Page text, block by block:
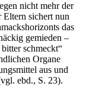
nicht mehr der
Eltern sichert nun
das
gemieden –
schmeckt“
Organe
aus und
ebd., S. 23).